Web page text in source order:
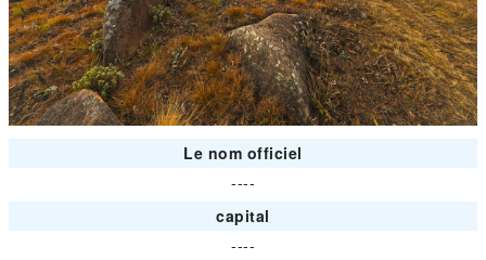
Le nom officiel
----
capital
----